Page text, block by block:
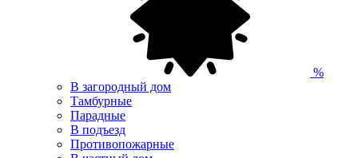
%
В загородный дом
Тамбурные
Парадные
В подъезд
Противопожарные